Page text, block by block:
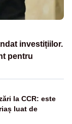
investițiilor.
pentru
la CCR: este
luat de